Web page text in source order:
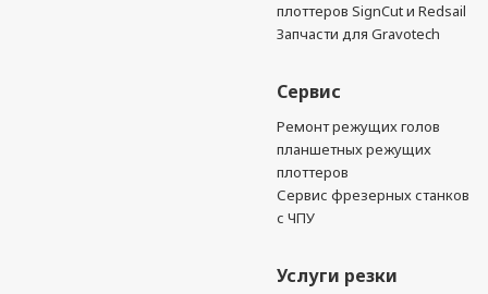
плоттеров SignCut и Redsail
Запчасти для Gravotech
Сервис
Ремонт режущих голов
планшетных режущих
плоттеров
Сервис фрезерных станков
с ЧПУ
Услуги резки